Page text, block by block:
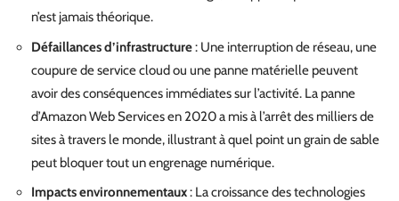
n’est jamais théorique.
Défaillances d’infrastructure: Une interruption de réseau, une
coupure de service cloud ou une panne matérielle peuvent
avoir des conséquences immédiates sur l’activité. La panne
d’Amazon Web Services en 2020 a mis à l’arrêt des milliers de
sites à travers le monde, illustrant à quel point un grain de sable
peut bloquer tout un engrenage numérique.
Impacts environnementaux: La croissance des technologies